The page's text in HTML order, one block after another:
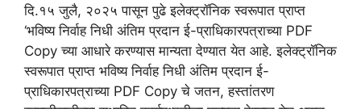
दि.१५ जुलै, २०२५ पासून पुढे इलेक्ट्रॉनिक स्वरूपात प्राप्त
‘भविष्य निर्वाह निधी अंतिम प्रदान ई-प्राधिकारपत्राच्या PDF
Copy च्या आधारे करण्यास मान्यता देण्यात येत आहे. इलेक्ट्रॉनिक
स्वरूपात प्राप्त भविष्य निर्वाह निधी अंतिम प्रदान ई-
प्राधिकारपत्राच्या PDF Copy चे जतन, हस्तांतरण